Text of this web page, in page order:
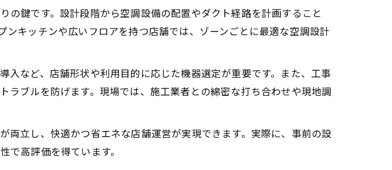
鍵です。設計段階から空調設備の配置やダクト経路を計画すること
キッチンや広いフロアを持つ店舗では、ゾーンごとに最適な空調設計
など、店舗形状や利用目的に応じた機器選定が重要です。また、工事
ブルを防げます。現場では、施工業者との綿密な打ち合わせや現地調
立し、快適かつ省エネな店舗運営が実現できます。実際に、事前の設
高評価を得ています。